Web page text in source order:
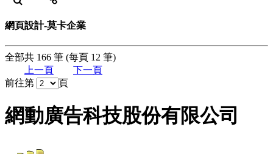
網頁設計-莫卡企業
全部共 166 筆 (每頁 12 筆)
上一頁
下一頁
前往第
頁
網動廣告科技股份有限公司